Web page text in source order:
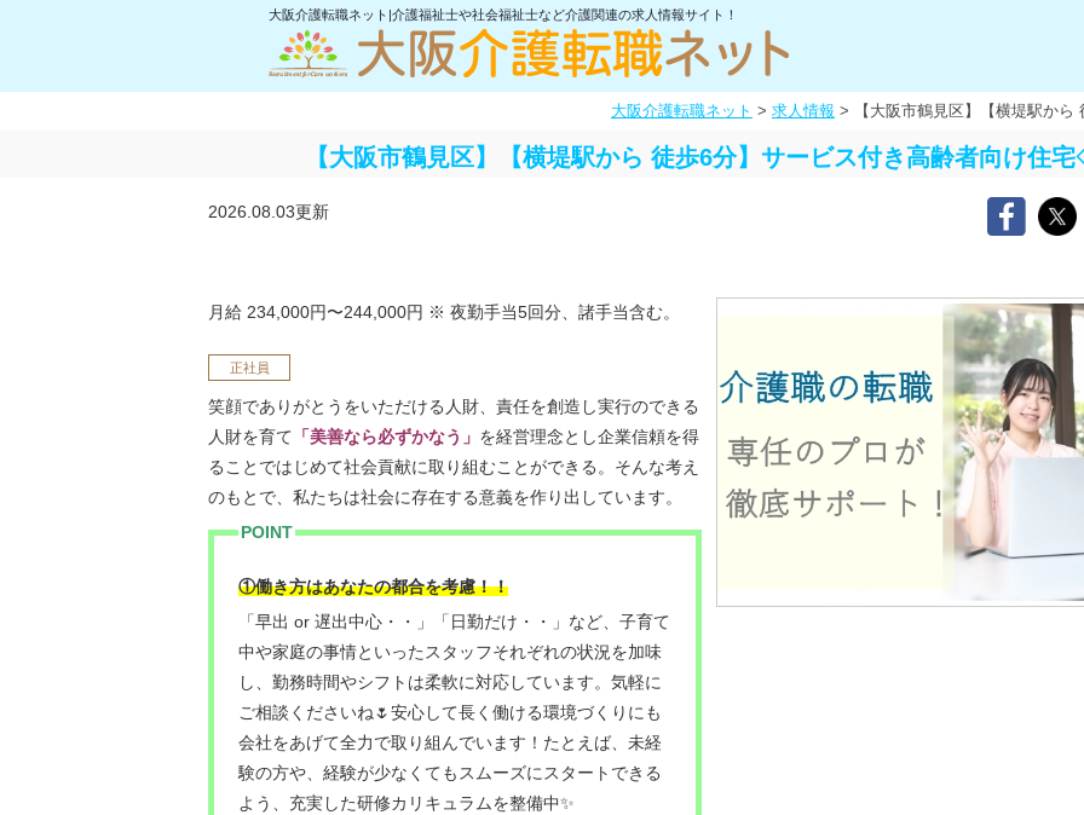
大阪介護転職ネット|介護福祉士や社会福祉士など介護関連の求人情報サイト！
大阪介護転職ネット > 求人情報 > 【大阪市鶴見区】【横堤駅か
【大阪市鶴見区】【横堤駅から 徒歩6分】サービス付き高齢者向け住
2026.08.03更新
月給 234,000円〜244,000円 ※ 夜勤手当5回分、諸手当含む。
正社員
笑顔でありがとうをいただける人財、責任を創造し実行のできる
人財を育て 「美善なら必ずかなう」 を経営理念とし企業信頼を得
ることではじめて社会貢献に取り組むことができる。そんな考え
のもとで、私たちは社会に存在する意義を作り出しています。
POINT
①働き方はあなたの都合を考慮！！
「早出 or 遅出中心・・」「日勤だけ・・」など、子育て
中や家庭の事情といったスタッフそれぞれの状況を加味
し、勤務時間やシフトは柔軟に対応しています。気軽に
ご相談くださいね🌷安心して長く働ける環境づくりにも
会社をあげて全力で取り組んでいます！たとえば、未経
験の方や、経験が少なくてもスムーズにスタートできる
よう、充実した研修カリキュラムを整備中✨